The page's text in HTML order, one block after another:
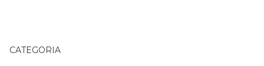
CATEGORIA